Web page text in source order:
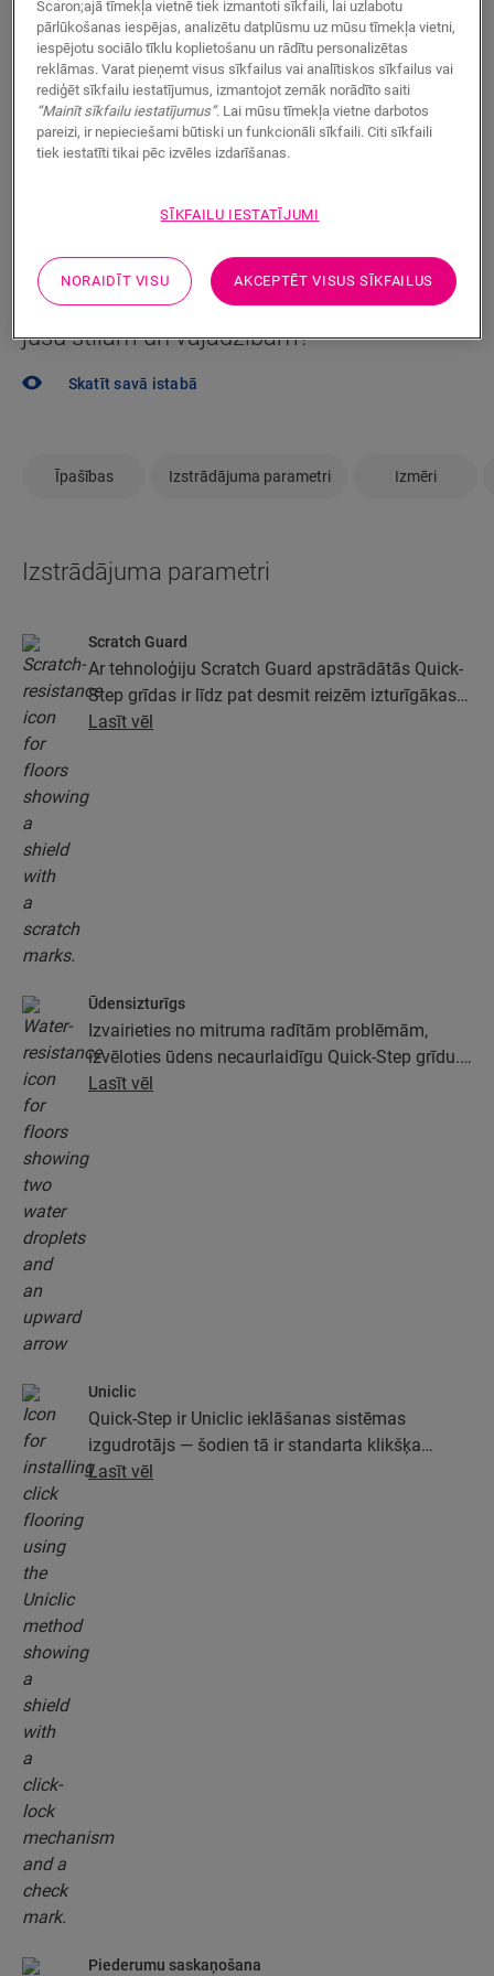
Vai vēlaties ātrāk redzēt šo grīdu gatavu? Vai jums vēl
ir palikuši neatbildēti jautājumi? Tas nekas! Jums
vienmēr talkā nāks Quick-Step izplatītājs.
MEKLĒT
Vai neesat pārliecināti, ka šī grīda atbilst
jūsu stilam un vajadzībām?
Skatīt savā istabā
Īpašības Izstrādājuma parametri Izmēri
Izstrādājuma parametri
Scratch Guard
Ar tehnoloģiju Scratch Guard apstrādātās Quick-
Step grīdas ir līdz pat desmit reizēm izturīgākas
pret skrāpējumiem nekā grīdas, kas nav
Lasīt vēl
Ūdensizturīgs
Izvairieties no mitruma radītām problēmām,
izvēloties ūdens necaurlaidīgu Quick-Step grīdu.
Šīs grīdas ne tikai izskatās īpaši eleganti un
Lasīt vēl
Uniclic
Quick-Step ir Uniclic ieklāšanas sistēmas
izgudrotājs — šodien tā ir standarta klikšķa
ieklāšanas sistēma. Izmantojiet revolucionāro un
Lasīt vēl
Piederumu saskaņošana
Scaron;ajā tīmekļa vietnē tiek izmantoti sīkfaili, lai uzlabotu
pārlūkošanas iespējas, analizētu datplūsmu uz mūsu tīmekļa vietni,
iespējotu sociālo tīklu koplietošanu un rādītu personalizētas
reklāmas. Varat pieņemt visus sīkfailus vai analītiskos sīkfailus vai
rediģēt sīkfailu iestatījumus, izmantojot zemāk norādīto saiti
“Mainīt sīkfailu iestatījumus”. Lai mūsu tīmekļa vietne darbotos
pareizi, ir nepieciešami būtiski un funkcionāli sīkfaili. Citi sīkfaili
tiek iestatīti tikai pēc izvēles izdarīšanas.
SĪKFAILU IESTATĪJUMI
NORAIDĪT VISU AKCEPTĒT VISUS SĪKFAILUS